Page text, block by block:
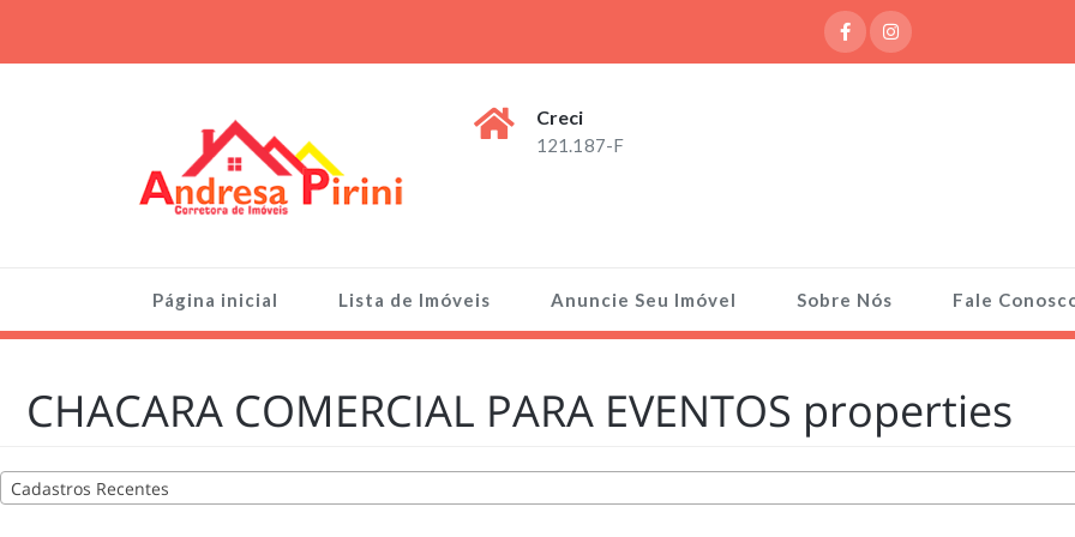
content
Creci
121.187-F
Página inicial Lista de Imóveis Anuncie Seu Imóvel Sobre Nós Fale
CHACARA COMERCIAL PARA EVENTOS properties
Cadastros Recentes